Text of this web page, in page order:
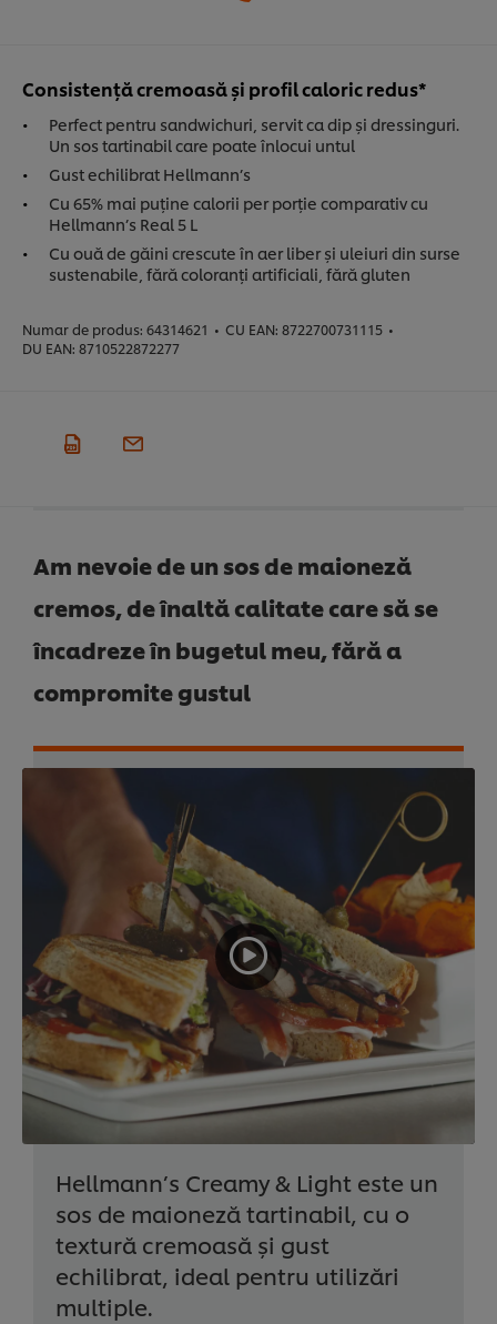
Consistență cremoasă și profil caloric redus*
Perfect pentru sandwichuri, servit ca dip și dressinguri.
Un sos tartinabil care poate înlocui untul
Gust echilibrat Hellmann’s
Cu 65% mai puține calorii per porție comparativ cu
Hellmann’s Real 5 L
Cu ouă de găini crescute în aer liber și uleiuri din surse
sustenabile, fără coloranți artificiali, fără gluten
Numar de produs: 64314621 • CU EAN: 8722700731115 •
DU EAN: 8710522872277
Am nevoie de un sos de maioneză
cremos, de înaltă calitate care să se
încadreze în bugetul meu, fără a
compromite gustul
Hellmann’s Creamy & Light este un
sos de maioneză tartinabil, cu o
textură cremoasă și gust
echilibrat, ideal pentru utilizări
multiple.